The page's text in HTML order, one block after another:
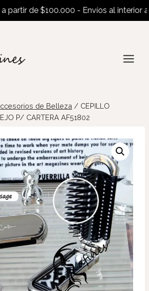
de $100.000 - Envíos al interior a
de Belleza / CEPILLO
P/ CARTERA AF51802